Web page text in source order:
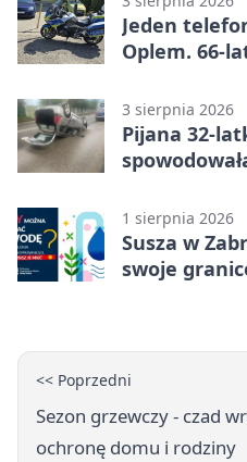
Jeden
Oplem. 66-
3 sierpnia 2026
Pijana 32-
1 sierpnia 2026
Susza w
swoje
<< Poprzedni
Sezon grzewczy - czad
ochronę domu i rodziny